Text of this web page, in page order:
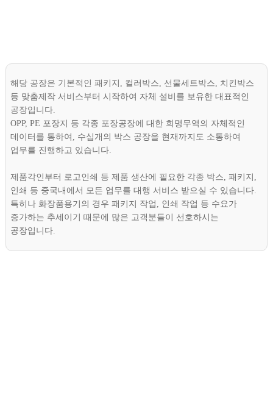
해당 공장은 기본적인 패키지, 컬러박스, 선물세트박스, 치킨박스
등 맞춤제작 서비스부터 시작하여 자체 설비를 보유한 대표적인
공장입니다.
OPP, PE 포장지 등 각종 포장공장에 대한 희명무역의 자체적인
데이터를 통하여, 수십개의 박스 공장을 현재까지도 소통하여
업무를 진행하고 있습니다.
제품각인부터 로고인쇄 등 제품 생산에 필요한 각종 박스, 패키지,
인쇄 등 중국내에서 모든 업무를 대행 서비스 받으실 수 있습니다.
특히나 화장품용기의 경우 패키지 작업, 인쇄 작업 등 수요가
증가하는 추세이기 때문에 많은 고객분들이 선호하시는
공장입니다.